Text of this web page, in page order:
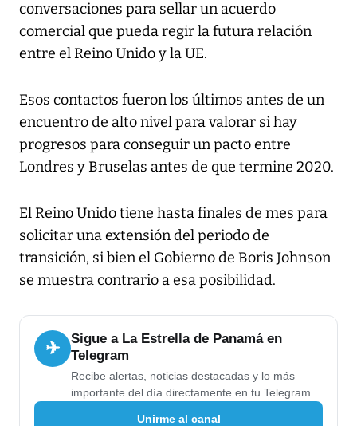
conversaciones para sellar un acuerdo
comercial que pueda regir la futura relación
entre el Reino Unido y la UE.
Esos contactos fueron los últimos antes de un
encuentro de alto nivel para valorar si hay
progresos para conseguir un pacto entre
Londres y Bruselas antes de que termine 2020.
El Reino Unido tiene hasta finales de mes para
solicitar una extensión del periodo de
transición, si bien el Gobierno de Boris Johnson
se muestra contrario a esa posibilidad.
✈
Sigue a La Estrella de Panamá en
Telegram
Recibe alertas, noticias destacadas y lo más
importante del día directamente en tu Telegram.
Unirme al canal